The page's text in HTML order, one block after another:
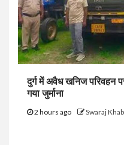
दुर्ग में अवैध खनिज परिवहन
गया जुर्माना
2 hours ago Swaraj